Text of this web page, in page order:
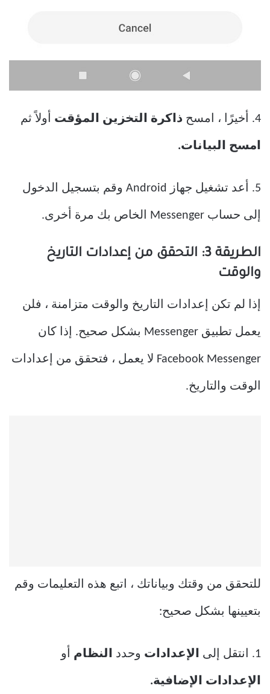
4. أخيرًا ، امسح ذاكرة التخزين المؤقت أولاً ثم
امسح البيانات.
5. أعد تشغيل جهاز Android وقم بتسجيل الدخول
إلى حساب Messenger الخاص بك مرة أخرى.
الطريقة 3: التحقق من إعدادات التاريخ
والوقت
إذا لم تكن إعدادات التاريخ والوقت متزامنة ، فلن
يعمل تطبيق Messenger بشكل صحيح. إذا كان
Facebook Messenger لا يعمل ، فتحقق من إعدادات
الوقت والتاريخ.
للتحقق من وقتك وبياناتك ، اتبع هذه التعليمات وقم
بتعيينها بشكل صحيح:
1. انتقل إلى الإعدادات وحدد النظام أو
الإعدادات الإضافية.